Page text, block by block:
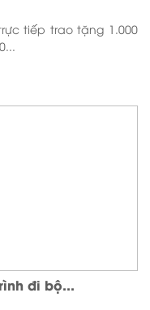
tiếp trao tặng 1.000
đi bộ...